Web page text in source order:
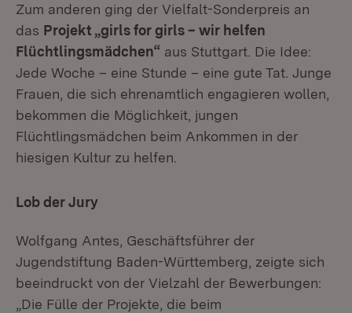
Zum anderen ging der Vielfalt-Sonderpreis an
das Projekt „girls for girls – wir helfen
Flüchtlingsmädchen“ aus Stuttgart. Die Idee:
Jede Woche – eine Stunde – eine gute Tat. Junge
Frauen, die sich ehrenamtlich engagieren wollen,
bekommen die Möglichkeit, jungen
Flüchtlingsmädchen beim Ankommen in der
hiesigen Kultur zu helfen.
Lob der Jury
Wolfgang Antes, Geschäftsführer der
Jugendstiftung Baden-Württemberg, zeigte sich
beeindruckt von der Vielzahl der Bewerbungen:
„Die Fülle der Projekte, die beim